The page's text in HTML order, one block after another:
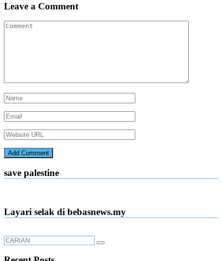
Leave a Comment
save palestine
Layari selak di bebasnews.my